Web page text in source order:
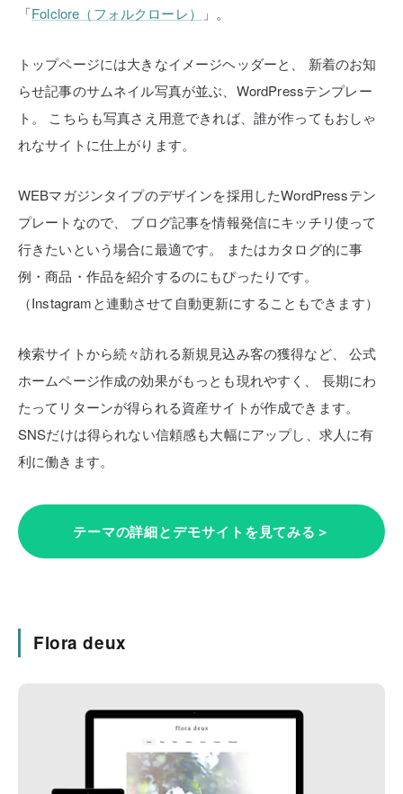
「Folclore（フォルクローレ） 」。
トップページには大きなイメージヘッダーと、
新着のお知
らせ記事のサムネイル写真が並ぶ、WordPressテンプレー
ト。
こちらも写真さえ用意できれば、誰が作ってもおしゃ
れなサイトに仕上がります。
WEBマガジンタイプのデザインを採用したWordPressテン
プレートなので、
ブログ記事を情報発信にキッチリ使って
行きたいという場合に最適です。
またはカタログ的に事
例・商品・作品を紹介するのにもぴったりです。
（Instagramと連動させて自動更新にすることもできます）
検索サイトから続々訪れる新規見込み客の獲得など、
公式
ホームページ作成の効果がもっとも現れやすく、
長期にわ
たってリターンが得られる資産サイトが作成できます。
SNSだけは得られない信頼感も大幅にアップし、求人に有
利に働きます。
テーマの詳細とデモサイトを見てみる＞
Flora deux